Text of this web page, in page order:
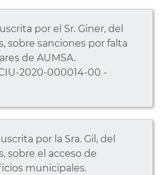
por el Sr. Giner, del
sobre sanciones por falta
de AUMSA.
2020-000014-00 -
por la Sra. Gil, del
sobre el acceso de
municipales.